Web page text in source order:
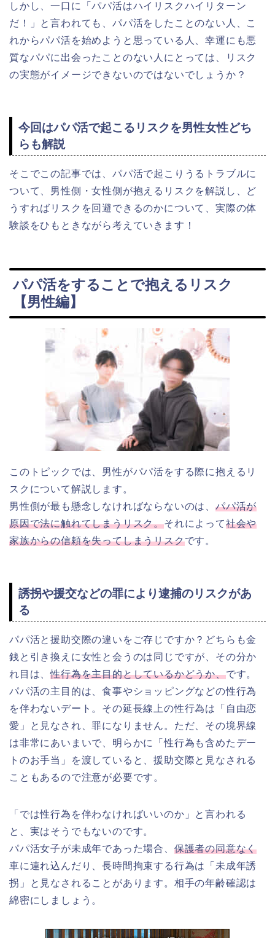
しかし、一口に「パパ活はハイリスクハイリターン
だ！」と言われても、パパ活をしたことのない人、こ
れからパパ活を始めようと思っている人、幸運にも悪
質なパパに出会ったことのない人にとっては、リスク
の実態がイメージできないのではないでしょうか？
今回はパパ活で起こるリスクを男性女性どち
らも解説
そこでこの記事では、パパ活で起こりうるトラブルに
ついて、男性側・女性側が抱えるリスクを解説し、ど
うすればリスクを回避できるのかについて、実際の体
験談をひもときながら考えていきます！
パパ活をすることで抱えるリスク
【男性編】
このトピックでは、男性がパパ活をする際に抱えるリ
スクについて解説します。
男性側が最も懸念しなければならないのは、 パパ活が
原因で法に触れてしまうリスク。それによって社会や
家族からの信頼を失ってしまうリスクです。
誘拐や援交などの罪により逮捕のリスクがあ
る
パパ活と援助交際の違いをご存じですか？どちらも金
銭と引き換えに女性と会うのは同じですが、その分か
れ目は、性行為を主目的としているかどうか、です。
パパ活の主目的は、食事やショッピングなどの性行為
を伴わないデート。その延長線上の性行為は「自由恋
愛」と見なされ、罪になりません。ただ、その境界線
は非常にあいまいで、明らかに「性行為も含めたデー
トのお手当」を渡していると、援助交際と見なされる
こともあるので注意が必要です。
「では性行為を伴わなければいいのか」と言われる
と、実はそうでもないのです。
パパ活女子が未成年であった場合、 保護者の同意なく
車に連れ込んだり、長時間拘束する行為は「未成年誘
拐」と見なされることがあります。相手の年齢確認は
綿密にしましょう。